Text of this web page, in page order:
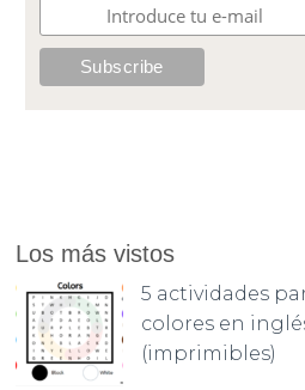
Los más vistos
5 actividades
colores en
(imprimibles)